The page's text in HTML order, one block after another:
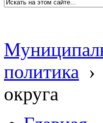
политика ›
округа